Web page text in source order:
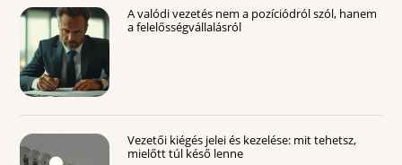
A valódi vezetés nem a pozíciódról szól, hanem
a felelősségvállalásról
Vezetői kiégés jelei és kezelése: mit tehetsz,
mielőtt túl késő lenne